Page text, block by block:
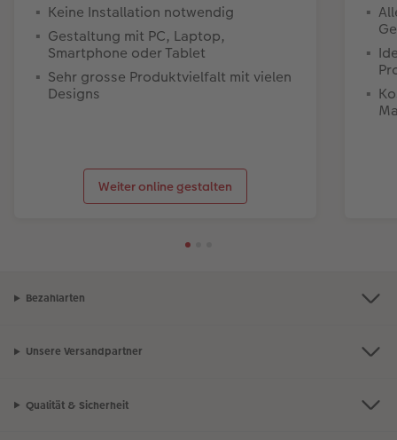
Keine Installation notwendig
Gestaltung mit PC, Laptop,
Smartphone oder Tablet
Sehr grosse Produktvielfalt mit vielen
Designs
Weiter online gestalten
Bezahlarten
Unsere Versandpartner
Qualität & Sicherheit